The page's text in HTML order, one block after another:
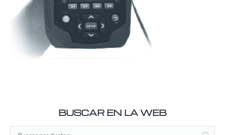
BUSCAR EN LA WEB